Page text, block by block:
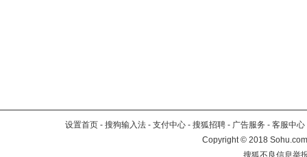
设置首页 - 搜狗输入法 - 支付中心 - 搜狐招聘 - 广告服务 - 客服中心
Copyright©2018
搜狐不良信息举